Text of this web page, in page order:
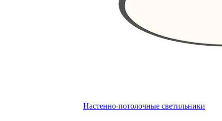
Настенно-потолочные светильники